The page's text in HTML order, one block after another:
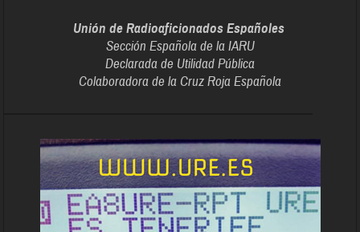
Unión de Radioaficionados Españoles
Sección Española de la IARU
Declarada de Utilidad Pública
Colaboradora de la Cruz Roja Española